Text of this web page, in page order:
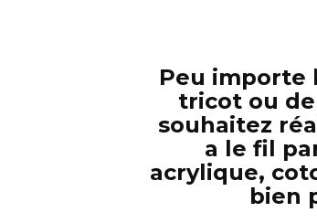
Peu importe
tricot ou
souhaitez
a le fil
acrylique,
bien